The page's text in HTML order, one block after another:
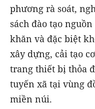
phương rà soát,
sách đào tạo
khăn và đặc biệt
xây dựng, cải tạo
trang thiết bị thỏa
tuyến xã tại vùng
miền núi.